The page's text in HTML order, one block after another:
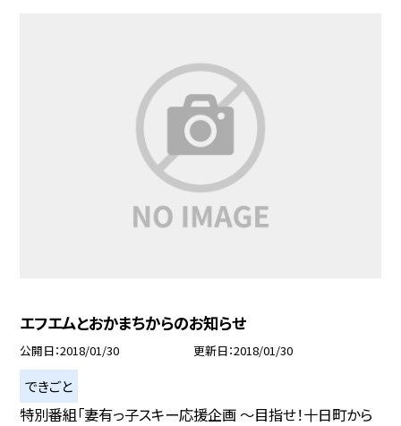
エフエムとおかまちからのお知らせ
公開日 2018/01/30 更新日 2018/01/30
できごと
特別番組「妻有っ子スキー応援企画 〜目指せ！十日町から